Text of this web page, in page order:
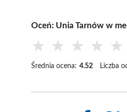
Oceń: Unia Tarnów w
★ ★ ★ ★ ★
Średnia ocena: 4.52 Liczba